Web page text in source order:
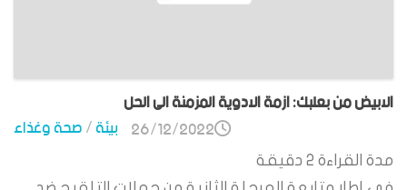
الابيض من بعلبك: ازمة الادوية المزمنة الى الحل
بيئة/صحة وغذاء 26/12/2022
مدة القراءة 2 دقيقة